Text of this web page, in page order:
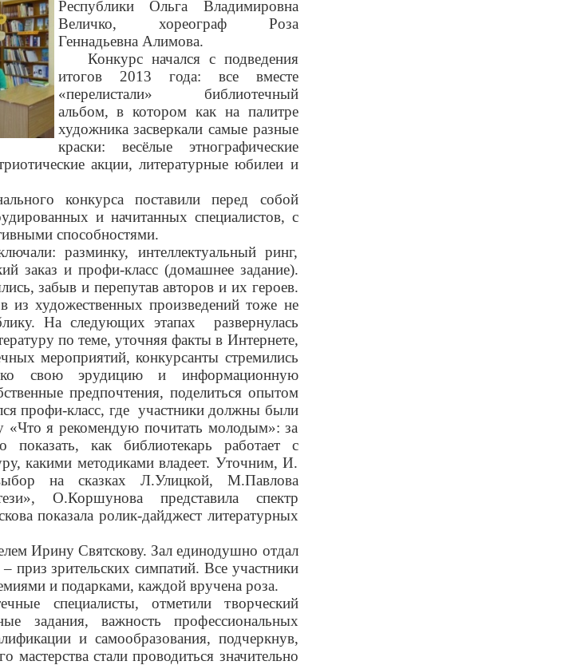
Республики Ольга Владимировна
Величко, хореограф Роза
Геннадьевна Алимова.
Конкурс начался с подведения
итогов 2013 года: все вместе
«перелистали» библиотечный
альбом, в котором как на палитре
художника засверкали самые разные
краски: весёлые этнографические
акции, литературные юбилеи и
конкурса поставили перед собой
и начитанных специалистов, с
способностями.
разминку, интеллектуальный ринг,
заказ и профи-класс (домашнее задание).
забыв и перепутав авторов и их героев.
из художественных произведений тоже не
На следующих этапах
развернулась
по теме, уточняя факты в Интернете,
мероприятий, конкурсанты стремились
свою эрудицию и информационную
предпочтения, поделиться опытом
профи-класс, где участники должны были
«Что я рекомендую почитать молодым»: за
как библиотекарь работает с
какими методиками владеет. Уточним, И.
на сказках Л.Улицкой, М.Павлова
О.Коршунова представила спектр
показала ролик-дайджест литературных
Ирину Святскову. Зал единодушно отдал
приз зрительских симпатий. Все участники
и подарками, каждой вручена роза.
специалисты, отметили творческий
задания, важность профессиональных
и самообразования, подчеркнув,
мастерства стали проводиться значительно